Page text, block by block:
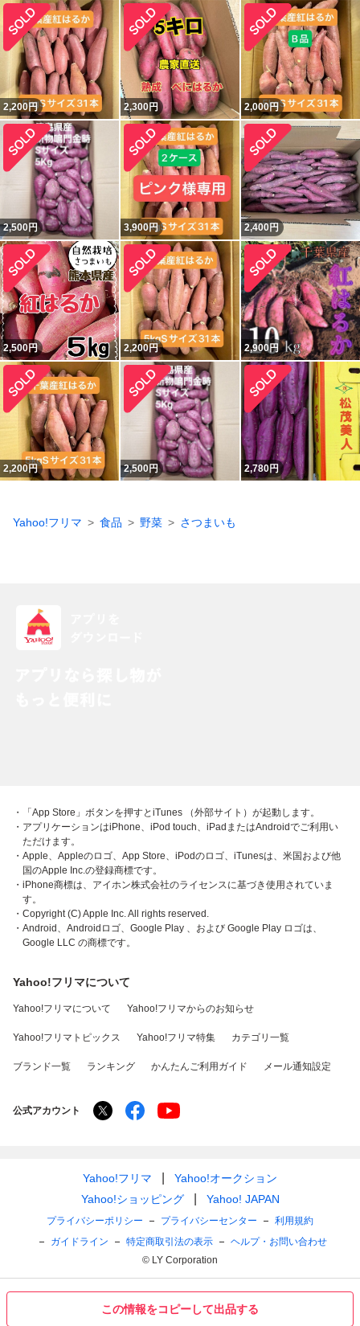
この情報をコピーして出品する
2,200円 2,300円 2,000円
2,500円 3,900円 2,400円
2,500円 2,200円 2,900円
2,200円 2,500円 2,780円
Yahoo!フリマ 食品 野菜 さつまいも
・「App Store」ボタンを押すとiTunes （外部サイト）が起動します。
・アプリケーションはiPhone、iPod touch、iPadまたはAndroidでご利用い
ただけます。
・Apple、Appleのロゴ、App Store、iPodのロゴ、iTunesは、米国および他
国のApple Inc.の登録商標です。
・iPhone商標は、アイホン株式会社のライセンスに基づき使用されていま
す。
・Copyright (C) Apple Inc. All rights reserved.
・Android、Androidロゴ、Google Play 、および Google Play ロゴは、
Google LLC の商標です。
Yahoo!フリマについて
Yahoo!フリマについて Yahoo!フリマからのお知らせ
Yahoo!フリマトピックス Yahoo!フリマ特集 カテゴリ一覧
ブランド一覧 ランキング かんたんご利用ガイド メール通知設定
公式アカウント
Yahoo!フリマ
Yahoo!オークション
Yahoo!ショッピング
Yahoo! JAPAN
プライバシーポリシー プライバシーセンター
利用規約
ガイドライン
特定商取引法の表示
ヘルプ・お問い合わせ
© LY Corporation